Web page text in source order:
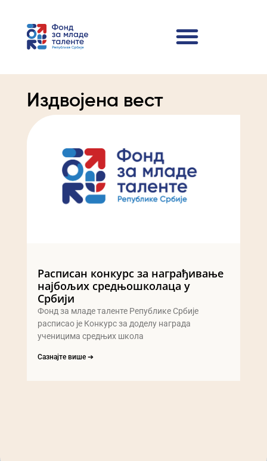
Издвојена вест
Расписан конкурс за награђивање
најбољих средњошколаца у
Србији
Фонд за младе таленте Републике Србије
расписао је Конкурс за доделу награда
ученицима средњих школа
Сазнајте више ➔